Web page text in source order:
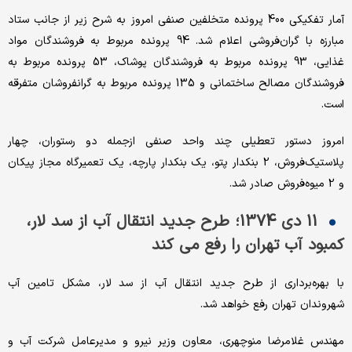
آمار تفکیکی 400 پرونده متخلفین صنفی امروز به شرح زیر از جانب ستاد
مبارزه با گران‌فروشی اعلام شد. 94 پرونده مربوط به فروشندگان مواد
غذایی، 93 پرونده مربوط به فروشندگان پوشاک، 53 پرونده مربوط به
فروشندگان مصالح ساختمانی و 135 پرونده مربوط به گرانفروشان متفرقه
است.
امروز دستور تعطیلی چند واحد صنفی ازجمله دو رستوران، چهار
پلاستیک‌فروش، 2 بنکدار پتو، یک بنکدار پارچه، یک تعمیرگاه مجاز پیکان
و 2 میوه‌فروش صادر شد.
11 دی 1374؛ طرح جدید انتقال آب از سد لار،
کمبود آب تهران را رفع می کند
با بهره‌برداری از طرح جدید انتقال آب از سد لار، مشکل تامین آب
شهروندان تهران رفع خواهد شد.
مهندس غلامرضا منوچهری، معاون وزیر نیرو و مدیرعامل شرکت آب و